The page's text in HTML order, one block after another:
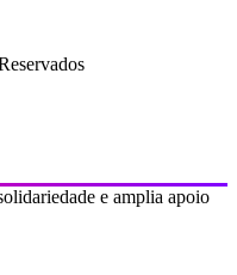
e amplia apoio